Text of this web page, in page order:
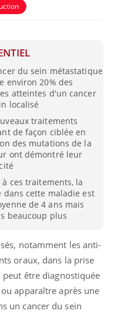
du sein métastatique
environ 20% des
atteintes d'un cancer
localisé
traitements
de façon ciblée en
des mutations de la
ont démontré leur
à ces traitements, la
dans cette maladie est
de 4 ans mais
beaucoup plus
notamment les anti-
oraux, dans la prise
être diagnostiquée
apparaître après une
un cancer du sein